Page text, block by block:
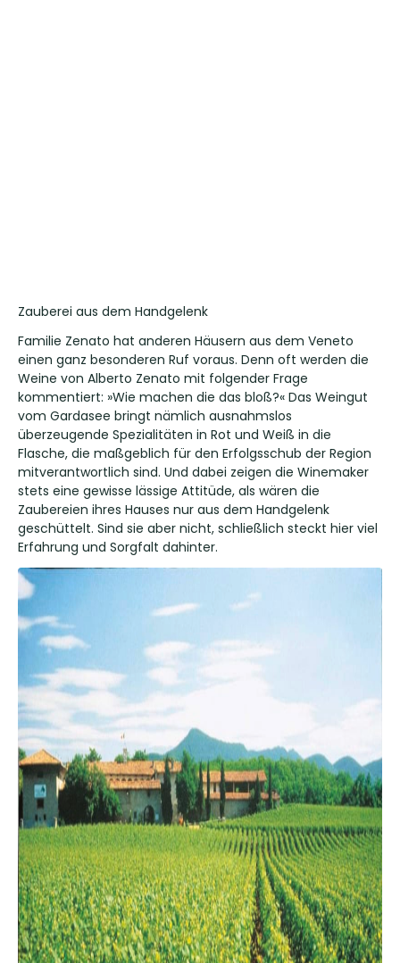
Zauberei aus dem Handgelenk
Familie Zenato hat anderen Häusern aus dem Veneto
einen ganz besonderen Ruf voraus. Denn oft werden die
Weine von Alberto Zenato mit folgender Frage
kommentiert: »Wie machen die das bloß?« Das Weingut
vom Gardasee bringt nämlich ausnahmslos
überzeugende Spezialitäten in Rot und Weiß in die
Flasche, die maßgeblich für den Erfolgsschub der Region
mitverantwortlich sind. Und dabei zeigen die Winemaker
stets eine gewisse lässige Attitüde, als wären die
Zaubereien ihres Hauses nur aus dem Handgelenk
geschüttelt. Sind sie aber nicht, schließlich steckt hier viel
Erfahrung und Sorgfalt dahinter.